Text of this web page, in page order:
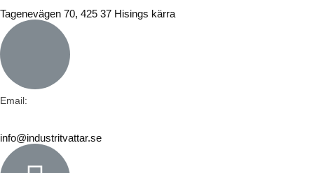
Tagenevägen 70, 425 37 Hisings kärra
Email:
info@industritvattar.se